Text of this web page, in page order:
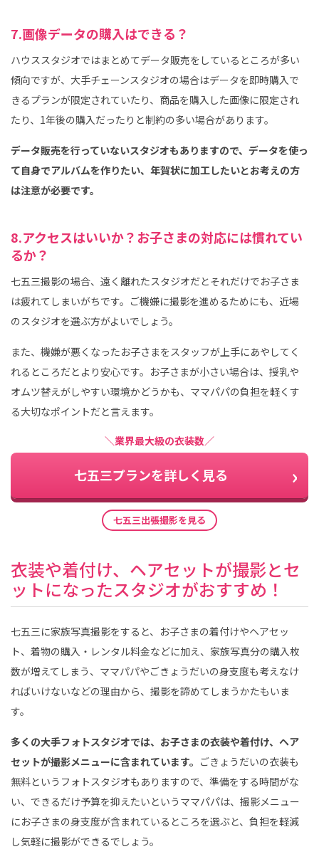
7.画像データの購入はできる？
ハウススタジオではまとめてデータ販売をしているところが多い
傾向ですが、大手チェーンスタジオの場合はデータを即時購入で
きるプランが限定されていたり、商品を購入した画像に限定され
たり、1年後の購入だったりと制約の多い場合があります。
データ販売を行っていないスタジオもありますので、データを使っ
て自身でアルバムを作りたい、年賀状に加工したいとお考えの方
は注意が必要です。
8.アクセスはいいか？お子さまの対応には慣れてい
るか？
七五三撮影の場合、遠く離れたスタジオだとそれだけでお子さま
は疲れてしまいがちです。ご機嫌に撮影を進めるためにも、近場
のスタジオを選ぶ方がよいでしょう。
また、機嫌が悪くなったお子さまをスタッフが上手にあやしてく
れるところだとより安心です。お子さまが小さい場合は、授乳や
オムツ替えがしやすい環境かどうかも、ママパパの負担を軽くす
る大切なポイントだと言えます。
＼業界最大級の衣装数／
七五三プランを詳しく見る
七五三出張撮影を見る
衣装や着付け、ヘアセットが撮影とセ
ットになったスタジオがおすすめ！
七五三に家族写真撮影をすると、お子さまの着付けやヘアセッ
ト、着物の購入・レンタル料金などに加え、家族写真分の購入枚
数が増えてしまう、ママパパやごきょうだいの身支度も考えなけ
ればいけないなどの理由から、撮影を諦めてしまうかたもいま
す。
多くの大手フォトスタジオでは、お子さまの衣装や着付け、ヘア
セットが撮影メニューに含まれています。 ごきょうだいの衣装も
無料というフォトスタジオもありますので、準備をする時間がな
い、できるだけ予算を抑えたいというママパパは、撮影メニュー
にお子さまの身支度が含まれているところを選ぶと、負担を軽減
し気軽に撮影ができるでしょう。